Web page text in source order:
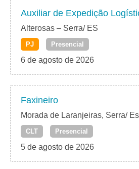
Auxiliar de Expedição
Alterosas – Serra/ ES
PJ Presencial
6 de agosto de 2026
Faxineiro
Morada de Laranjeiras, Serra/
CLT Presencial
5 de agosto de 2026